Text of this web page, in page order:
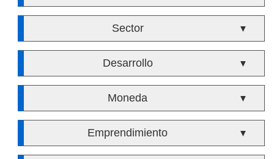
Sector ▼
Desarrollo ▼
Moneda ▼
Emprendimiento ▼